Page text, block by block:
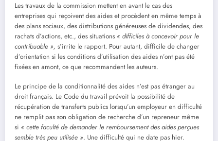
Les travaux de la commission mettent en avant le cas des
entreprises qui reçoivent des aides et procèdent en même temps à
des plans sociaux, des distributions généreuses de dividendes, des
rachats d’actions, etc., des situations « difficiles à concevoir pour le
contribuable », s’irrite le rapport. Pour autant, difficile de changer
d’orientation si les conditions d’utilisation des aides n’ont pas été
fixées en amont, ce que recommandent les auteurs.
Le principe de la conditionnalité des aides n’est pas étranger au
droit français. Le Code du travail prévoit la possibilité de
récupération de transferts publics lorsqu’un employeur en difficulté
ne remplit pas son obligation de recherche d’un repreneur même
si « cette faculté de demander le remboursement des aides perçues
semble très peu utilisée ». Une difficulté qui ne date pas hier.